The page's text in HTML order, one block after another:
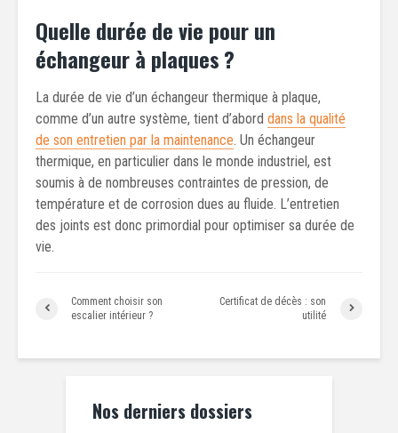
Quelle durée de vie pour un
échangeur à plaques ?
La durée de vie d’un échangeur thermique à plaque,
comme d’un autre système, tient d’abord dans la qualité
de son entretien par la maintenance. Un échangeur
thermique, en particulier dans le monde industriel, est
soumis à de nombreuses contraintes de pression, de
température et de corrosion dues au fluide. L’entretien
des joints est donc primordial pour optimiser sa durée de
vie.
Comment choisir son
escalier intérieur ?
Certificat de décès : son
utilité
Nos derniers dossiers